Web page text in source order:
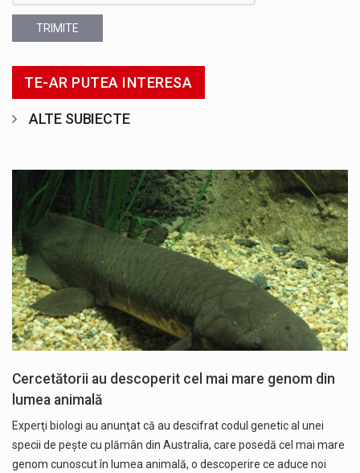
TRIMITE
TE-AR PUTEA INTERESA
ALTE SUBIECTE
Cercetătorii au descoperit cel mai mare genom din
lumea animală
Experţi biologi au anunţat că au descifrat codul genetic al unei
specii de peşte cu plămân din Australia, care posedă cel mai mare
genom cunoscut în lumea animală, o descoperire ce aduce noi